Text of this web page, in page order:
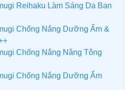
Reihaku Làm Sáng Da Ban
Chống Nắng Dưỡng Ẩm &
Chống Nắng Nâng Tông
Chống Nắng Dưỡng Ẩm